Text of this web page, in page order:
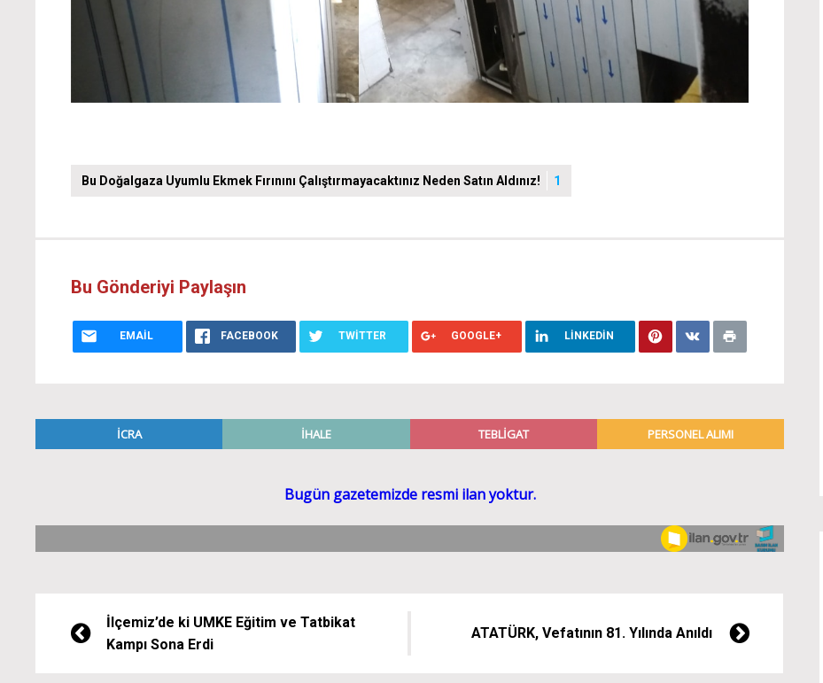
Bu Doğalgaza Uyumlu Ekmek Fırınını Çalıştırmayacaktınız Neden Satın Aldınız! 1
Bu Gönderiyi Paylaşın
EMAIL FACEBOOK TWITTER GOOGLE+ LINKEDIN
İlçemiz’de ki UMKE Eğitim ve Tatbikat
Kampı Sona Erdi
ATATÜRK, Vefatının 81. Yılında Anıldı